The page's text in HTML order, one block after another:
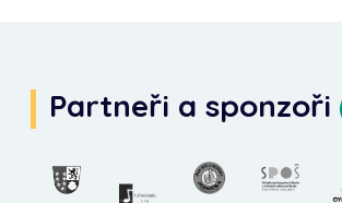
Partneři a sponzoři